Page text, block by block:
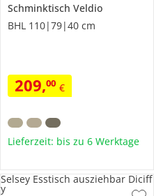
Schminktisch Veldio
BHL 110|79|40 cm
209,00 €
Lieferzeit: bis zu 6 Werktage
Selsey Esstisch ausziehbar Diciff
y